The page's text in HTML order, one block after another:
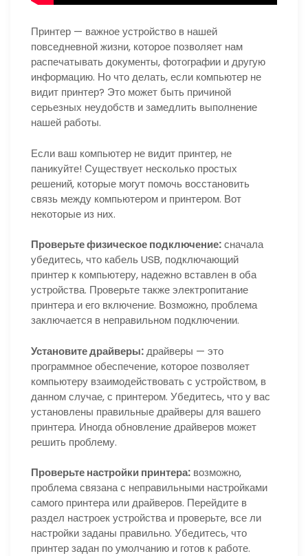
Принтер — важное устройство в нашей
повседневной жизни, которое позволяет нам
распечатывать документы, фотографии и другую
информацию. Но что делать, если компьютер не
видит принтер? Это может быть причиной
серьезных неудобств и замедлить выполнение
нашей работы.
Если ваш компьютер не видит принтер, не
паникуйте! Существует несколько простых
решений, которые могут помочь восстановить
связь между компьютером и принтером. Вот
некоторые из них.
Проверьте физическое подключение:сначала
убедитесь, что кабель USB, подключающий
принтер к компьютеру, надежно вставлен в оба
устройства. Проверьте также электропитание
принтера и его включение. Возможно, проблема
заключается в неправильном подключении.
Установите драйверы:драйверы — это
программное обеспечение, которое позволяет
компьютеру взаимодействовать с устройством, в
данном случае, с принтером. Убедитесь, что у вас
установлены правильные драйверы для вашего
принтера. Иногда обновление драйверов может
решить проблему.
Проверьте настройки принтера: возможно,
проблема связана с неправильными настройками
самого принтера или драйверов. Перейдите в
раздел настроек устройства и проверьте, все ли
настройки заданы правильно. Убедитесь, что
принтер задан по умолчанию и готов к работе.